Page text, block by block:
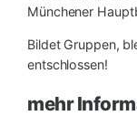
Münchener
Bildet Gruppen,
entschlossen!
mehr